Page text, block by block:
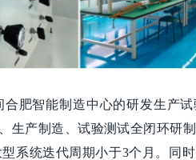
肥智能制造中心的研发生产
生产制造、试验测试全闭环研
系统迭代周期小于3个月。同时